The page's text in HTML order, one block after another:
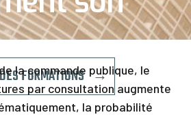
DES FORMATIONS →
la commande publique, le
par consultation augmente
la probabilité